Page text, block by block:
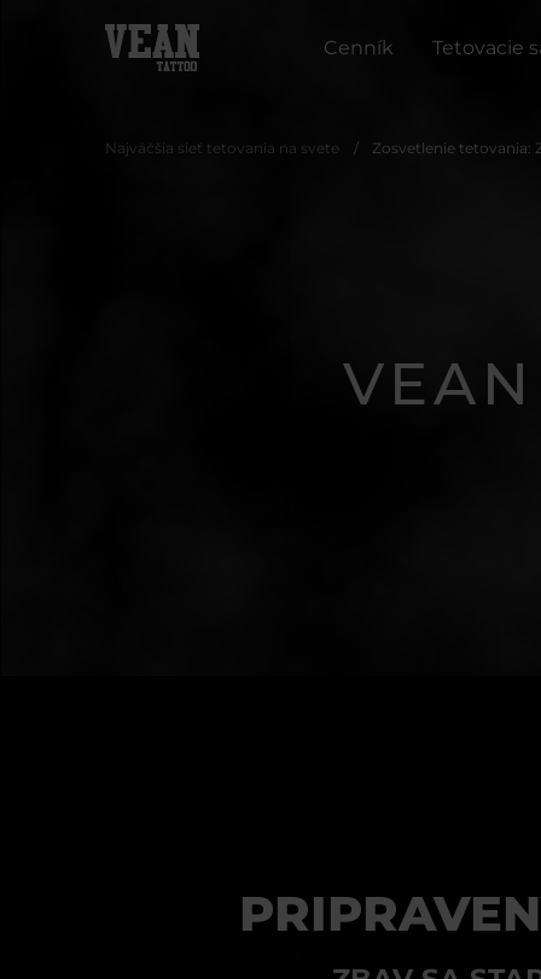
Cenník Tetovacie
Najväčšia sieť tetovania na svete Zosvetlenie tetovania: